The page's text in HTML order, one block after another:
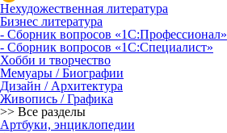
Нехудожественная литература
Бизнес литература
- Сборник вопросов «1С:Профессионал»
- Сборник вопросов «1С:Специалист»
Хобби и творчество
Мемуары / Биографии
Дизайн / Архитектура
Живопись / Графика
>> Все разделы
Артбуки, энциклопедии